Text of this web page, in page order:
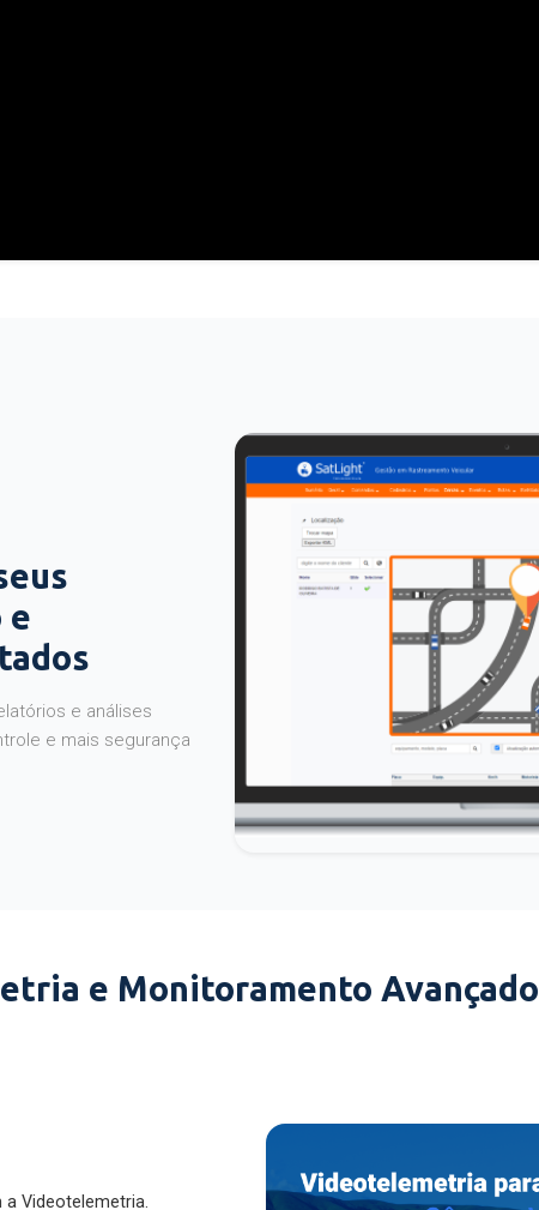
e
e análises
e mais segurança
e Monitoramento Avançado
Videotelemetria.